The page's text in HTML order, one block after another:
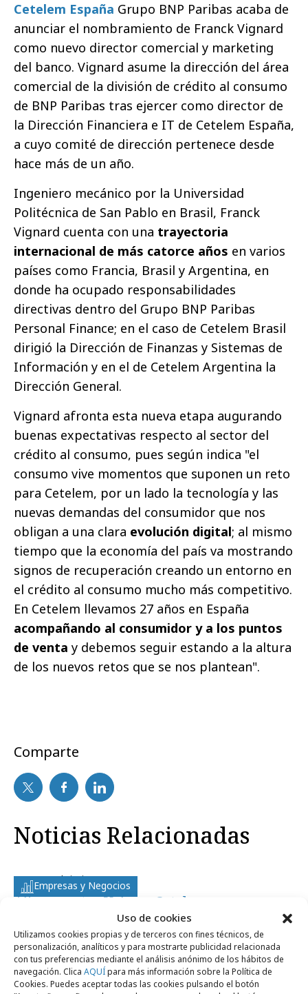
Uso de cookies
Utilizamos cookies propias y de terceros con fines técnicos, de
personalización, analíticos y para mostrarte publicidad relacionada
con tus preferencias mediante el análisis anónimo de los hábitos de
navegación. Clica AQUÍpara más información sobre la Política de
Cookies. Puedes aceptar todas las cookies pulsando el botón
Cetelem España Grupo BNP Paribas acaba de
anunciar el nombramiento de Franck Vignard
como nuevo director comercial y marketing
del banco. Vignard asume la dirección del área
comercial de la división de crédito al consumo
de BNP Paribas tras ejercer como director de
la Dirección Financiera e IT de Cetelem España,
a cuyo comité de dirección pertenece desde
hace más de un año.
Ingeniero mecánico por la Universidad
Politécnica de San Pablo en Brasil, Franck
Vignard cuenta con una trayectoria
internacional de más catorce años en varios
países como Francia, Brasil y Argentina, en
donde ha ocupado responsabilidades
directivas dentro del Grupo BNP Paribas
Personal Finance; en el caso de Cetelem Brasil
dirigió la Dirección de Finanzas y Sistemas de
Información y en el de Cetelem Argentina la
Dirección General.
Vignard afronta esta nueva etapa augurando
buenas expectativas respecto al sector del
crédito al consumo, pues según indica "el
consumo vive momentos que suponen un reto
para Cetelem, por un lado la tecnología y las
nuevas demandas del consumidor que nos
obligan a una clara evolución digital; al mismo
tiempo que la economía del país va mostrando
signos de recuperación creando un entorno en
el crédito al consumo mucho más competitivo.
En Cetelem llevamos 27 años en España
acompañando al consumidor y a los puntos
de venta y debemos seguir estando a la altura
de los nuevos retos que se nos plantean".
Comparte
Noticias Relacionadas
Empresas y Negocios
martes, 11 de junio 2013
Alianza entre Volvo y Cetelem
Empresas y Negocios
jueves, 10 de mayo 2012
Cetelem empieza a trabajar con
Wunderman